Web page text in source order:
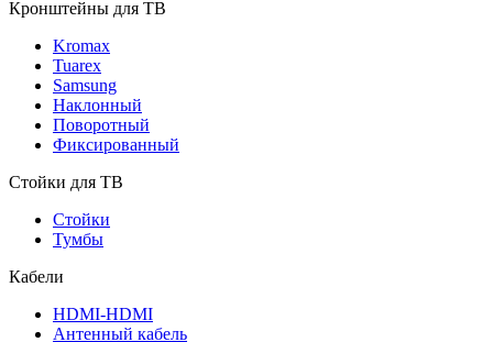
Кронштейны для ТВ
Kromax
Tuarex
Samsung
Наклонный
Поворотный
Фиксированный
Стойки для ТВ
Стойки
Тумбы
Кабели
HDMI-HDMI
Антенный кабель